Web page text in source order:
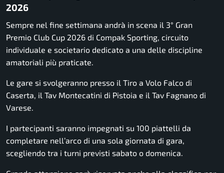
2026
Sempre nel fine settimana andrà in scena il 3° Gran
Premio Club Cup 2026 di Compak Sporting, circuito
individuale e societario dedicato a una delle discipline
amatoriali più praticate.
Le gare si svolgeranno presso il Tiro a Volo Falco di
Caserta, il Tav Montecatini di Pistoia e il Tav Fagnano di
Varese.
I partecipanti saranno impegnati su 100 piattelli da
completare nell’arco di una sola giornata di gara,
scegliendo tra i turni previsti sabato o domenica.